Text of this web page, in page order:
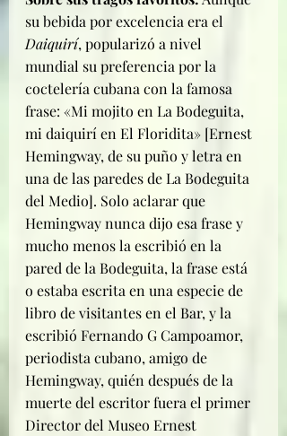
su bebida por excelencia era el
Daiquirí, popularizó a nivel
mundial su preferencia por la
coctelería cubana con la famosa
frase: «Mi mojito en La Bodeguita,
mi daiquirí en El Floridita» [Ernest
Hemingway, de su puño y letra en
una de las paredes de La Bodeguita
del Medio]. Solo aclarar que
Hemingway nunca dijo esa frase y
mucho menos la escribió en la
pared de la Bodeguita, la frase está
o estaba escrita en una especie de
libro de visitantes en el Bar, y la
escribió Fernando G Campoamor,
periodista cubano, amigo de
Hemingway, quién después de la
muerte del escritor fuera el primer
Director del Museo Ernest